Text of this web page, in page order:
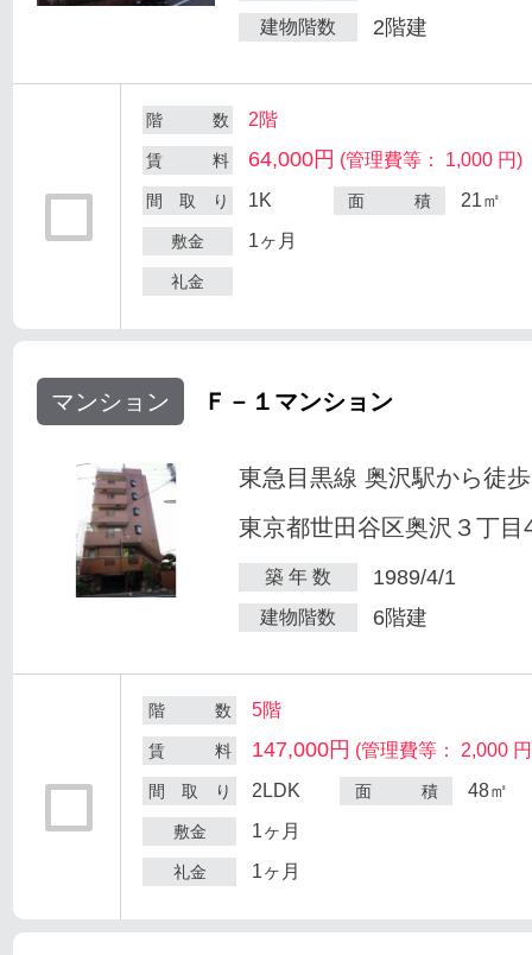
建物階数 2階建
階 数 2階
賃 料 64,000円 (管理費等： 1,000 円)
間 取 り 1K 面 積 21㎡
敷金 1ヶ月
礼金
マンション Ｆ－１マンション
東急目黒線 奥沢駅から徒
東京都世田谷区奥沢３丁目
築 年 数 1989/4/1
建物階数 6階建
階 数 5階
賃 料 147,000円 (管理費等： 2,000
間 取 り 2LDK 面 積 48㎡
敷金 1ヶ月
礼金 1ヶ月